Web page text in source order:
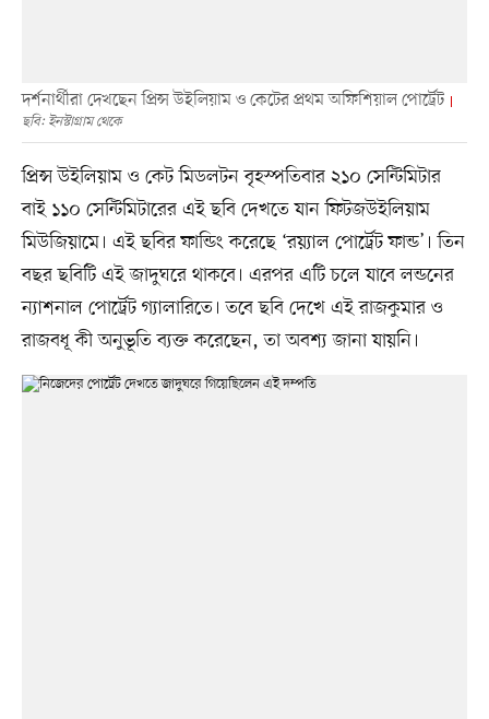
দর্শনার্থীরা দেখছেন প্রিন্স উইলিয়াম ও কেটের প্রথম অফিশিয়াল পোর্ট্রেট
ছবি: ইনস্টাগ্রাম থেকে
প্রিন্স উইলিয়াম ও কেট মিডলটন বৃহস্পতিবার ২১০ সেন্টিমিটার
বাই ১১০ সেন্টিমিটারের এই ছবি দেখতে যান ফিটজউইলিয়াম
মিউজিয়ামে। এই ছবির ফান্ডিং করেছে ‘রয়্যাল পোর্ট্রেট ফান্ড’। তিন
বছর ছবিটি এই জাদুঘরে থাকবে। এরপর এটি চলে যাবে লন্ডনের
ন্যাশনাল পোর্ট্রেট গ্যালারিতে। তবে ছবি দেখে এই রাজকুমার ও
রাজবধূ কী অনুভূতি ব্যক্ত করেছেন, তা অবশ্য জানা যায়নি।